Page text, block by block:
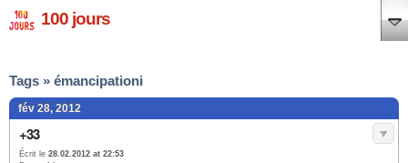
100 jours
Tags » émancipationi
fév 28, 2012
+33
Écrit le 28.02.2012 at 22:53